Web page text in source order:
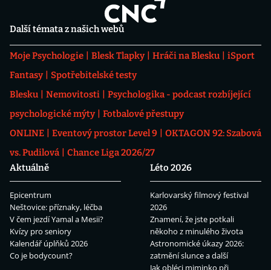
Další témata z našich webů
Moje Psychologie Blesk Tlapky Hráči na Blesku
iSport
Fantasy
Spotřebitelské testy
Blesku
Nemovitosti
Psychologika - podcast rozbíjející
psychologické mýty
Fotbalové přestupy
ONLINE
Eventový prostor Level 9
OKTAGON 92: Szabová
vs. Pudilová
Chance Liga 2026/27
Aktuálně
Epicentrum
Neštovice: příznaky, léčba
V čem jezdí Yamal a Mesii?
Kvízy pro seniory
Kalendář úplňků 2026
Co je bodycount?
Léto 2026
Karlovarský filmový festival
2026
Znamení, že jste potkali
někoho z minulého života
Astronomické úkazy 2026:
zatmění slunce a další
Jak obléci miminko při